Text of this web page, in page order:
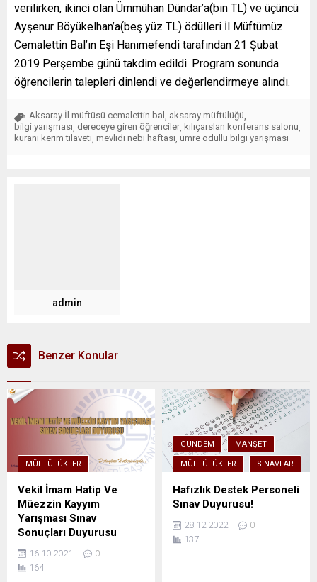
verilirken, ikinci olan Ümmühan Dündar’a(bin TL) ve üçüncü
Ayşenur Böyükelhan’a(beş yüz TL) ödülleri İl Müftümüz
Cemalettin Bal’ın Eşi Hanımefendi tarafından 21 Şubat
2019 Perşembe günü takdim edildi. Program sonunda
öğrencilerin talepleri dinlendi ve değerlendirmeye alındı.
Aksaray İl müftüsü cemalettin bal aksaray müftülüğü
bilgi yarışması dereceye giren öğrenciler kılıçarslan konferans salonu
kuranı kerim tilaveti mevlidi nebi haftası umre ödüllü bilgi yarışması
admin
Benzer Konular
MÜFTÜLÜKLER
Vekil İmam Hatip Ve
Müezzin Kayyım
Yarışması Sınav
Sonuçları Duyurusu
16.10.2021
0
164
GÜNDEM MANŞET
MÜFTÜLÜKLER SINAVLAR
Hafızlık Destek Personeli
Sınav Duyurusu!
28.12.2022
0
137